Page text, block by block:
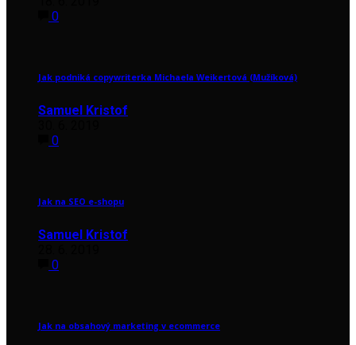
0
Jak podniká copywriterka Michaela Weikertová (Mužíková)
Samuel Kristof
0
Jak na SEO e-shopu
Samuel Kristof
0
Jak na obsahový marketing v ecommerce